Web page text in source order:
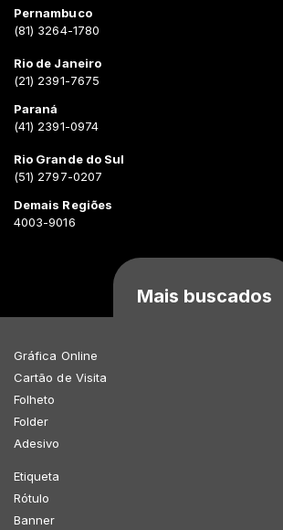
Pernambuco
(81) 3264-1780
Rio de Janeiro
(21) 2391-7675
Paraná
(41) 2391-0974
Rio Grande do Sul
(51) 2797-0207
Demais Regiões
4003-9016
Mais buscados
Gráfica Online
Cartão de Visita
Folheto
Folder
Adesivo
Etiqueta
Rótulo
Banner